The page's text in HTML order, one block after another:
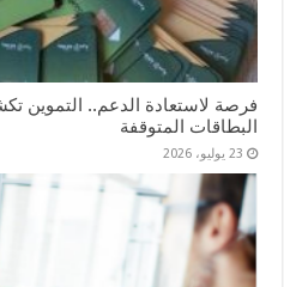
فرصة لاستعادة الدعم.. التموين
البطاقات المتوقفة
23 يوليو، 2026